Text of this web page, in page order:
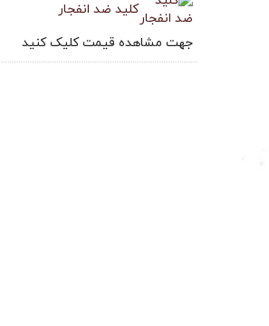
کلید ضد انفجار
جهت مشاهده قیمت کلیک کنید